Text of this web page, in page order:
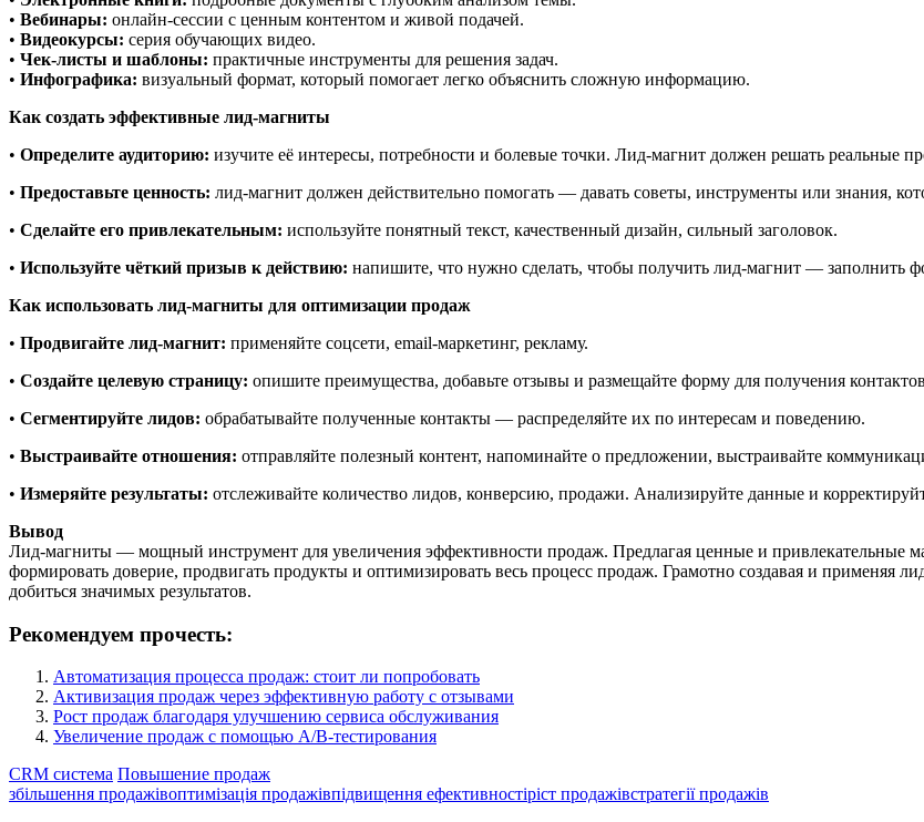
• Вебинары: онлайн-сессии с ценным контентом и живой подачей.
• Видеокурсы: серия обучающих видео.
• Чек-листы и шаблоны: практичные инструменты для решения задач.
• Инфографика: визуальный формат, который помогает легко объяснить сложную информацию.
Как создать эффективные лид-магниты
• Определите аудиторию: изучите её интересы, потребности и болевые точки. Лид-магнит должен решать реальные
• Предоставьте ценность: лид-магнит должен действительно помогать — давать советы, инструменты или знания,
• Сделайте его привлекательным: используйте понятный текст, качественный дизайн, сильный заголовок.
• Используйте чёткий призыв к действию: напишите, что нужно сделать, чтобы получить лид-магнит — заполнить
Как использовать лид-магниты для оптимизации продаж
• Продвигайте лид-магнит: применяйте соцсети, email-маркетинг, рекламу.
• Создайте целевую страницу: опишите преимущества, добавьте отзывы и размещайте форму для получения
• Сегментируйте лидов: обрабатывайте полученные контакты — распределяйте их по интересам и поведению.
• Выстраивайте отношения: отправляйте полезный контент, напоминайте о предложении, выстраивайте
• Измеряйте результаты: отслеживайте количество лидов, конверсию, продажи. Анализируйте данные и
Вывод
Лид-магниты — мощный инструмент для увеличения эффективности продаж. Предлагая ценные и привлекательные
формировать доверие, продвигать продукты и оптимизировать весь процесс продаж. Грамотно создавая и применяя
добиться значимых результатов.
Рекомендуем прочесть:
Автоматизация процесса продаж: стоит ли попробовать
Активизация продаж через эффективную работу с отзывами
Рост продаж благодаря улучшению сервиса обслуживания
Увеличение продаж с помощью A/B-тестирования
CRM система Повышение продаж
збільшення продажівоптимізація продажівпідвищення ефективностіріст продажівстратегії продажів